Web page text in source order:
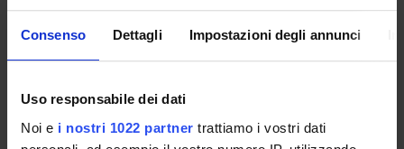
Consenso Dettagli Impostazioni degli annunci
Uso responsabile dei dati
Noi e i nostri 1022 partner trattiamo i vostri dati
ORGANIZZAZIONE
UFFICI E STRUTTURE DI SERVIZIO